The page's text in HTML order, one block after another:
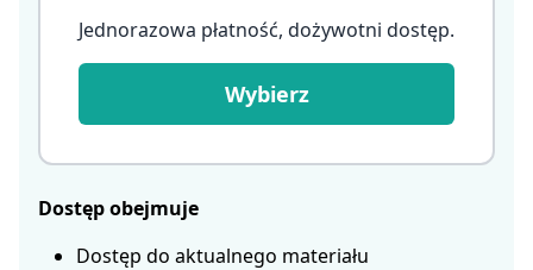
Jednorazowa płatność, dożywotni dostęp.
Wybierz
Dostęp obejmuje
Dostęp do aktualnego materiału